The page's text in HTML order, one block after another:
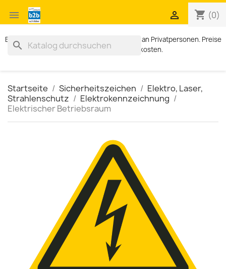
 shopping_cart (0)

Exklusiv für Geschäftskunden. Kein Verkauf an Privatpersonen. Preise
zzgl. MWST und Versandkosten.
search
Startseite Sicherheitszeichen
Elektro, Laser,
Strahlenschutz
Elektrokennzeichnung
Elektrischer Betriebsraum